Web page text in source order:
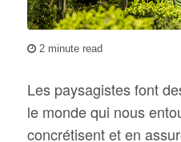
2 minute read
Les paysagistes font
le monde qui nous
concrétisent et en